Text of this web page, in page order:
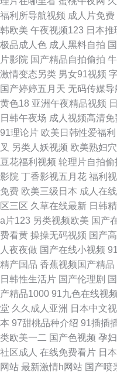
福利所导航视频 成人片免费
韩欧美 午夜视频123 日本推
极品成人色 成人黑料自拍
片影院 国产精品自拍偷拍
激情变态另类 男女91视频
国产婷婷五月天 无码传媒导
黄色18 亚洲午夜精品视频
日韩午夜场 成人视频高清免
91理论片 欧美日韩性爱福利
叉 另类人妖视频 欧美熟妇
豆花福利视频 轮理片自拍偷
影院 丁香影视五月花 福利
免费 欧美三级日本 成人在
区三区 久草在线最新 日韩
a片123 另类视频欧美 国产
费看黄 操操无码视频 国产
人夜夜做 国产在线小视频
精产国品 香蕉视频国产精品
日韩性生活片 国产伦理剧
产精品1000 91九色在线视频
堂 久久成人亚洲 日本中文
本 97甜桃品种介绍 91插插
类欧美一二 国产色视频 孕
社区成人 在线免费看片 日
网站 最新激情h网站 国产喷